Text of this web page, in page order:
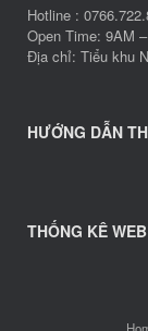
Hotline :
Open Time: 9AM
Địa chỉ: Tiểu khu
HƯỚNG DẪN
THỐNG KÊ WEB